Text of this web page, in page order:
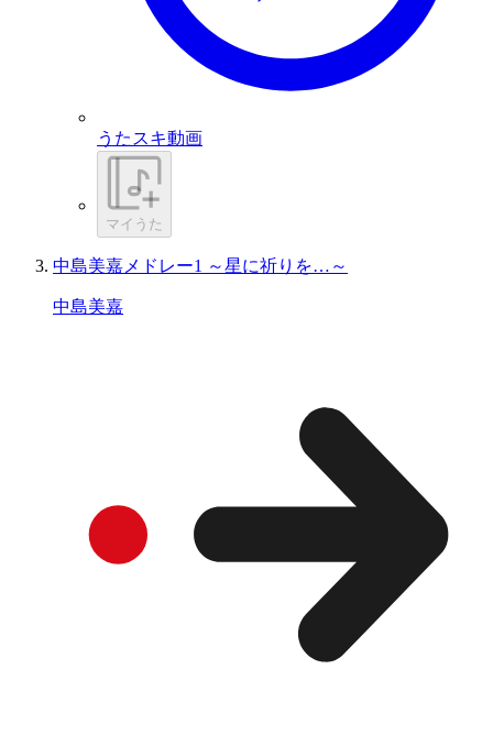
うたスキ動画
マイうた
中島美嘉メドレー1 ～星に祈りを…～
中島美嘉